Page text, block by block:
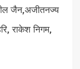
जैन,अजीतनज्य
राकेश निगम,